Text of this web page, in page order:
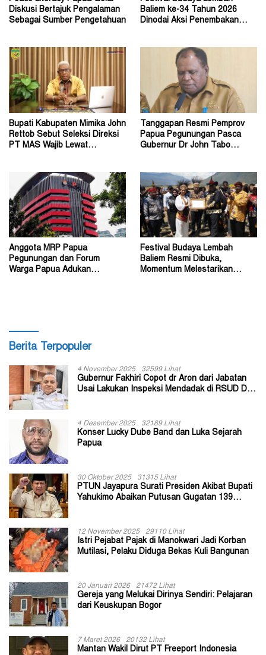
Diskusi Bertajuk Pengalaman
Sebagai Sumber Pengetahuan
Baliem ke-34 Tahun 2026
Dinodai Aksi Penembakan
Bupati Kabupaten Mimika John
Rettob Sebut Seleksi Direksi
PT MAS Wajib Lewat
Tanggapan Resmi Pemprov
Papua Pegunungan Pasca
Gubernur Dr John Tabo
Anggota MRP Papua
Pegunungan dan Forum
Warga Papua Adukan
Festival Budaya Lembah
Baliem Resmi Dibuka,
Momentum Melestarikan
Berita Terpopuler
4 November 2025 32599 Lihat
Gubernur Fakhiri Copot dr Aron dari Jabatan
Usai Lakukan Inspeksi Mendadak di RSUD Dok
4 Desember 2025 32189 Lihat
Konser Lucky Dube Band dan Luka Sejarah
Papua
30 Oktober 2025 31315 Lihat
PTUN Jayapura Surati Presiden Akibat Bupati
Yahukimo Abaikan Putusan Gugatan 139
12 November 2025 29110 Lihat
Istri Pejabat Pajak di Manokwari Jadi Korban
Mutilasi, Pelaku Diduga Bekas Kuli Bangunan
20 Januari 2026 21472 Lihat
Gereja yang Melukai Dirinya Sendiri: Pelajaran
dari Keuskupan Bogor
7 Maret 2026 20132 Lihat
Mantan Wakil Dirut PT Freeport Indonesia